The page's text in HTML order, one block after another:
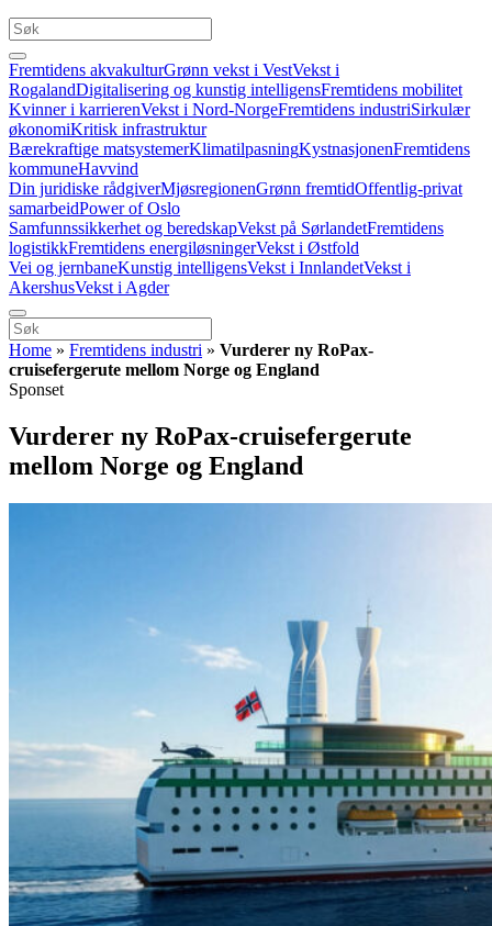
Fremtidens akvakulturGrønn vekst i VestVekst i
RogalandDigitalisering og kunstig intelligensFremtidens mobilitet
Kvinner i karrierenVekst i Nord-NorgeFremtidens industriSirkulær
økonomiKritisk infrastruktur
Bærekraftige matsystemerKlimatilpasningKystnasjonenFremtidens
kommuneHavvind
Din juridiske rådgiverMjøsregionenGrønn fremtidOffentlig-privat
samarbeidPower of Oslo
Samfunnssikkerhet og beredskapVekst på SørlandetFremtidens
logistikkFremtidens energiløsningerVekst i Østfold
Vei og jernbaneKunstig intelligensVekst i InnlandetVekst i
AkershusVekst i Agder
Home » Fremtidens industri » Vurderer ny RoPax-
cruisefergerute mellom Norge og England
Sponset
Vurderer ny RoPax-cruisefergerute
mellom Norge og England